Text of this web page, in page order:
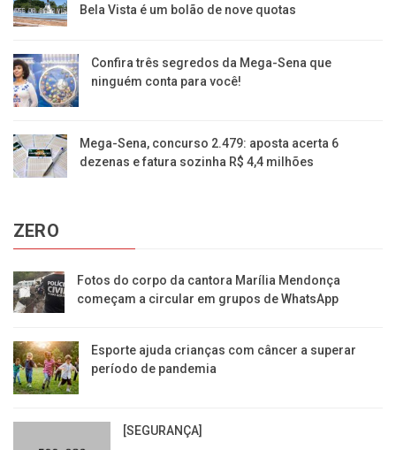
Bela Vista é um bolão de nove quotas
Confira três segredos da Mega-Sena que
ninguém conta para você!
Mega-Sena, concurso 2.479: aposta acerta 6
dezenas e fatura sozinha R$ 4,4 milhões
ZERO
Fotos do corpo da cantora Marília Mendonça
começam a circular em grupos de WhatsApp
Esporte ajuda crianças com câncer a superar
período de pandemia
[SEGURANÇA]